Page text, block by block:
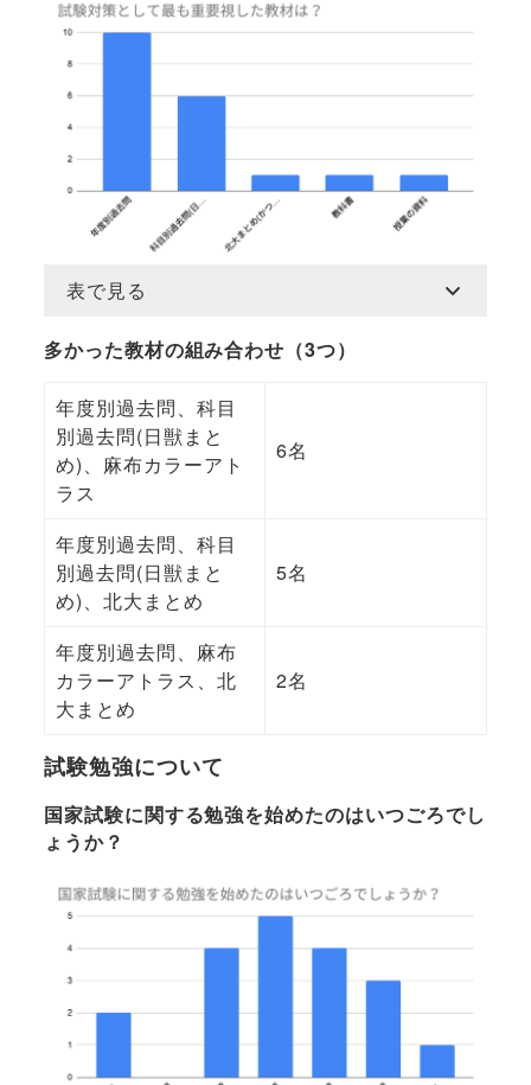
表で見る
多かった教材の組み合わせ（3つ）
年度別過去問、科目
別過去問(日獣まと
め)、麻布カラーアト
ラス
6名
年度別過去問、科目
別過去問(日獣まと
め)、北大まとめ
5名
年度別過去問、麻布
カラーアトラス、北
大まとめ
2名
試験勉強について
国家試験に関する勉強を始めたのはいつごろでし
ょうか？